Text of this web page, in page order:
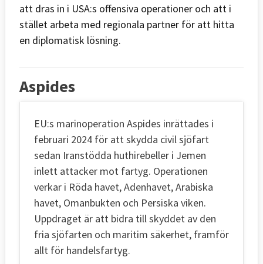
att dras in i USA:s offensiva operationer och att i
stället arbeta med regionala partner för att hitta
en diplomatisk lösning.
Aspides
EU:s marinoperation Aspides inrättades i
februari 2024 för att skydda civil sjöfart
sedan Iranstödda huthirebeller i Jemen
inlett attacker mot fartyg. Operationen
verkar i Röda havet, Adenhavet, Arabiska
havet, Omanbukten och Persiska viken.
Uppdraget är att bidra till skyddet av den
fria sjöfarten och maritim säkerhet, framför
allt för handelsfartyg.